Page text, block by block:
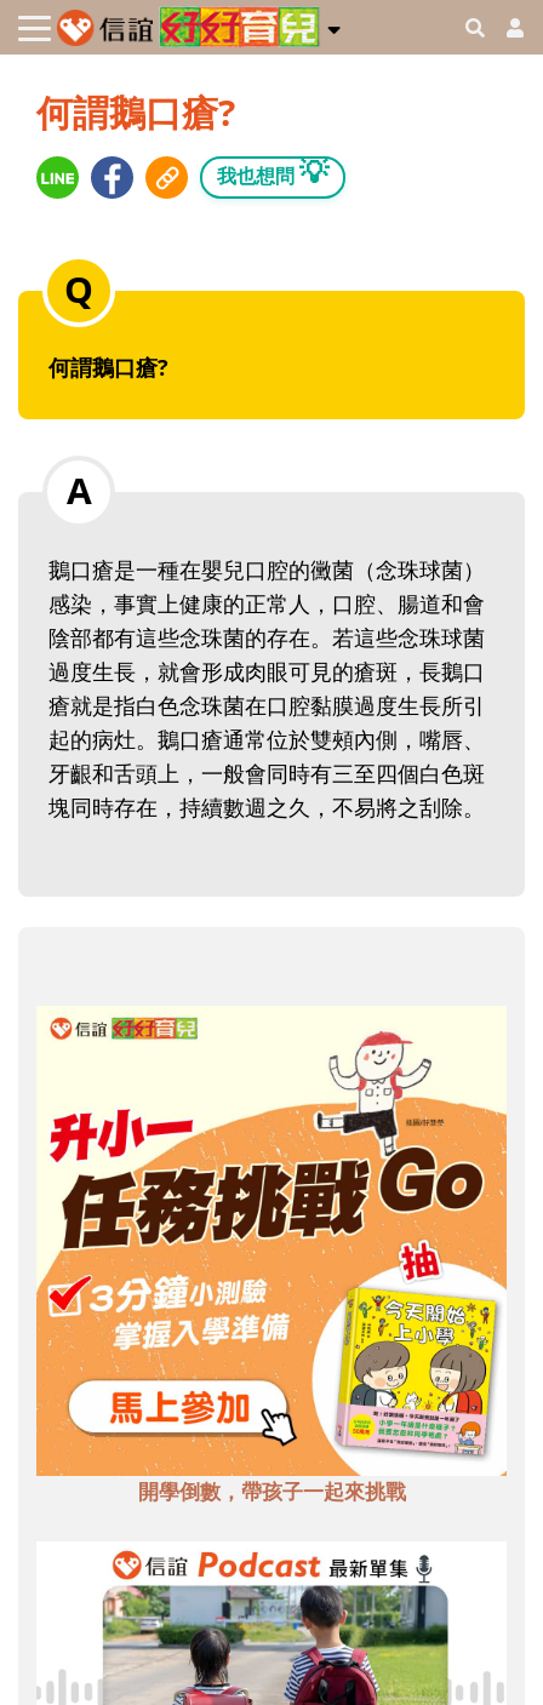
何謂鵝口瘡?
我也想問 💡
何謂鵝口瘡?
鵝口瘡是一種在嬰兒口腔的黴菌（念珠球菌）
感染，事實上健康的正常人，口腔、腸道和會
陰部都有這些念珠菌的存在。若這些念珠球菌
過度生長，就會形成肉眼可見的瘡斑，長鵝口
瘡就是指白色念珠菌在口腔黏膜過度生長所引
起的病灶。鵝口瘡通常位於雙頰內側，嘴唇、
牙齦和舌頭上，一般會同時有三至四個白色斑
塊同時存在，持續數週之久，不易將之刮除。
開學倒數，帶孩子一起來挑戰